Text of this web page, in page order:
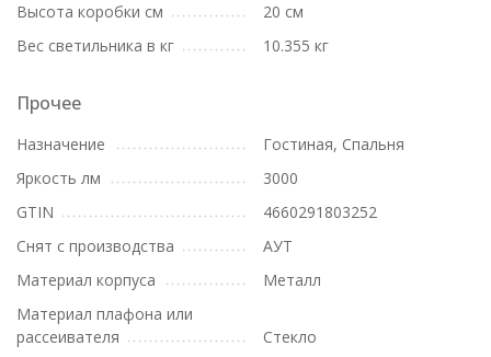
Высота коробки см
20 см
Вес светильника в кг
10.355 кг
Прочее
Назначение
Гостиная, Спальня
Яркость лм
3000
GTIN
4660291803252
Снят с производства
АУТ
Материал корпуса
Металл
Материал плафона или
рассеивателя
Стекло